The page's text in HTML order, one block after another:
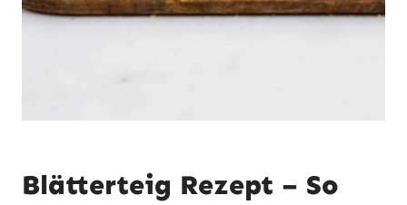
Blätterteig Rezept – So